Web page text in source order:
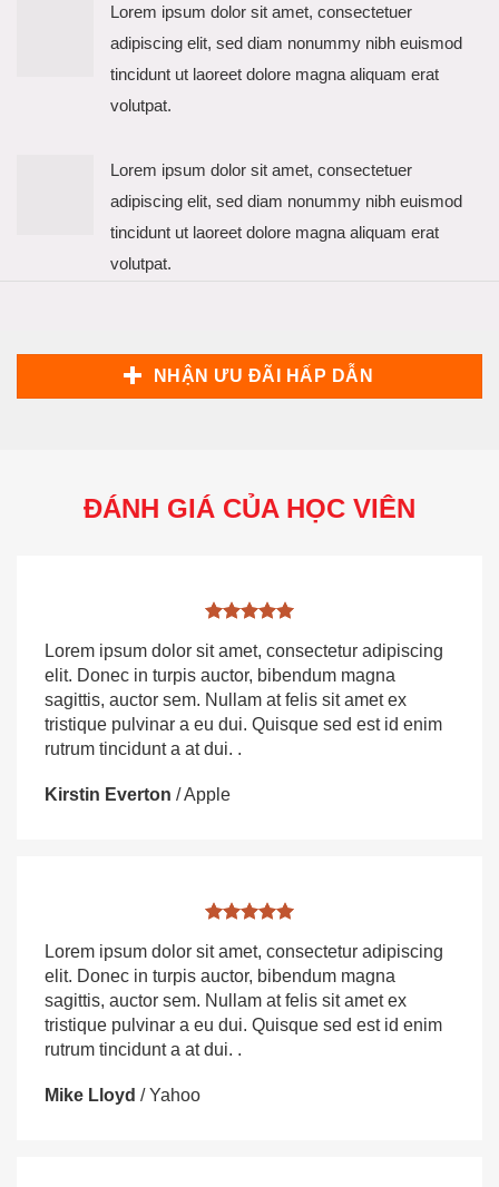
Lorem ipsum dolor sit amet, consectetuer
adipiscing elit, sed diam nonummy nibh euismod
tincidunt ut laoreet dolore magna aliquam erat
volutpat.
Lorem ipsum dolor sit amet, consectetuer
adipiscing elit, sed diam nonummy nibh euismod
tincidunt ut laoreet dolore magna aliquam erat
volutpat.
NHẬN ƯU ĐÃI HẤP DẪN
ĐÁNH GIÁ CỦA HỌC VIÊN
Lorem ipsum dolor sit amet, consectetur adipiscing
elit. Donec in turpis auctor, bibendum magna
sagittis, auctor sem. Nullam at felis sit amet ex
tristique pulvinar a eu dui. Quisque sed est id enim
rutrum tincidunt a at dui. .
Kirstin Everton /Apple
Lorem ipsum dolor sit amet, consectetur adipiscing
elit. Donec in turpis auctor, bibendum magna
sagittis, auctor sem. Nullam at felis sit amet ex
tristique pulvinar a eu dui. Quisque sed est id enim
rutrum tincidunt a at dui. .
Mike Lloyd /Yahoo